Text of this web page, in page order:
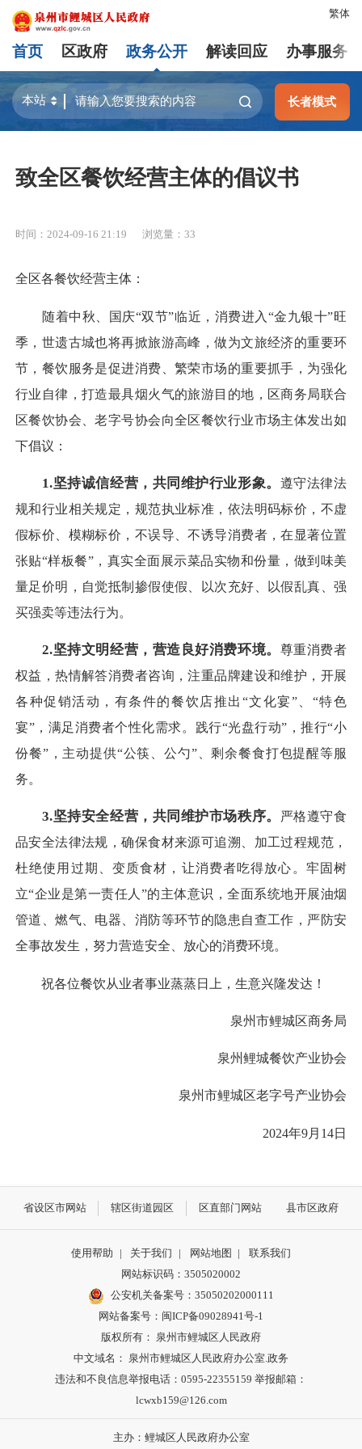
繁体
首页 区政府 政务公开 解读回应 办事服务
长者模式
致全区餐饮经营主体的倡议书
时间：2024-09-16 21:19 浏览量： 33
全区各餐饮经营主体：
随着中秋、国庆“双节”临近，消费进入“金九银十”旺
季，世遗古城也将再掀旅游高峰，做为文旅经济的重要环
节，餐饮服务是促进消费、繁荣市场的重要抓手，为强化
行业自律，打造最具烟火气的旅游目的地，区商务局联合
区餐饮协会、老字号协会向全区餐饮行业市场主体发出如
下倡议：
1.坚持诚信经营，共同维护行业形象。 遵守法律法
规和行业相关规定，规范执业标准，依法明码标价，不虚
假标价、模糊标价，不误导、不诱导消费者，在显著位置
张贴“样板餐”，真实全面展示菜品实物和份量，做到味美
量足价明，自觉抵制掺假使假、以次充好、以假乱真、强
买强卖等违法行为。
2.坚持文明经营，营造良好消费环境。 尊重消费者
权益，热情解答消费者咨询，注重品牌建设和维护，开展
各种促销活动，有条件的餐饮店推出“文化宴”、“特色
宴”，满足消费者个性化需求。践行“光盘行动”，推行“小
份餐”，主动提供“公筷、公勺”、剩余餐食打包提醒等服
务。
3.坚持安全经营，共同维护市场秩序。
严格遵守食
品安全法律法规，确保食材来源可追溯、加工过程规范，
杜绝使用过期、变质食材，让消费者吃得放心。牢固树
立“企业是第一责任人”的主体意识，全面系统地开展油烟
管道、燃气、电器、消防等环节的隐患自查工作，严防安
全事故发生，努力营造安全、放心的消费环境。
祝各位餐饮从业者事业蒸蒸日上，生意兴隆发达！
泉州市鲤城区商务局
泉州鲤城餐饮产业协会
泉州市鲤城区老字号产业协会
2024年9月14日
省设区市网站 辖区街道园区 区直部门网站 县市区政府
使用帮助 | 关于我们 | 网站地图 |
联系我们
网站标识码：3505020002
公安机关备案号：35050202000111
网站备案号：闽ICP备09028941号-1
版权所有： 泉州市鲤城区人民政府
中文域名： 泉州市鲤城区人民政府办公室.政务
违法和不良信息举报电话：0595-22355159 举报邮箱：
lcwxb159@126.com
主办：鲤城区人民政府办公室